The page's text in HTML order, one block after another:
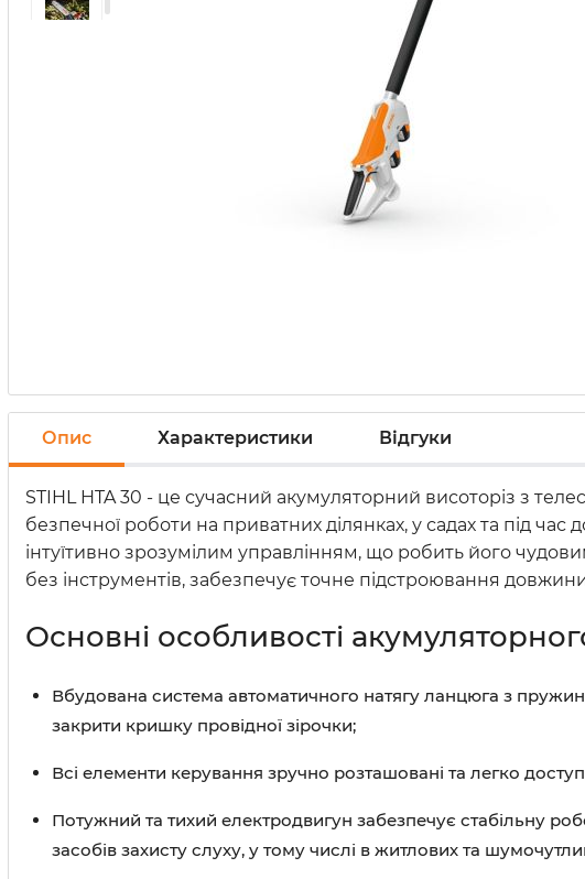
Опис Характеристики Відгуки
STIHL HTA 30 - це сучасний акумуляторний висоторіз з
безпечної роботи на приватних ділянках, у садах та під
інтуїтивно зрозумілим управлінням, що робить його
без інструментів, забезпечує точне підстроювання
Основні особливості
Вбудована система автоматичного натягу ланцюга з
закрити кришку провідної зірочки;
Всі елементи керування зручно розташовані та легко
Потужний та тихий електродвигун забезпечує стабільну
засобів захисту слуху, у тому числі в житлових та